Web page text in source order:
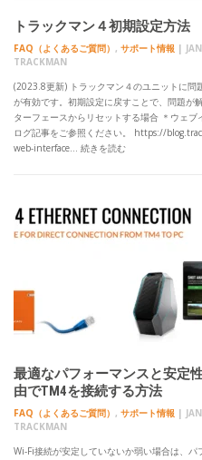
トラックマン４初期設定方法
FAQ（よくあるご質問） , サポート情報 |
TRACKMAN
(2023.8更新) トラックマン４のユニットに問
が有効です。初期設定に戻すことで、問題が
ターフェースからリセットする場合 ＊ウェ
ログ記事をご参照ください。 https://
web-interface… 続きを読む
最適なパフォーマンスと安定
由でTM4を接続する方法
FAQ（よくあるご質問） , サポート情報 |
TRACKMAN
Wi-Fi接続が安定していないか弱い場合は、